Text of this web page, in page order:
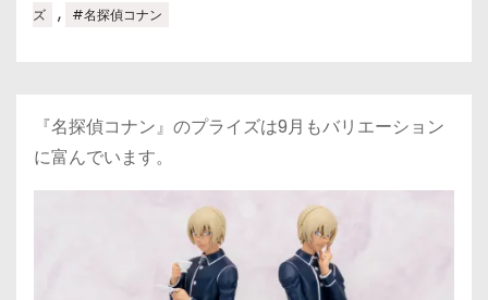
ズ
, #名探偵コナン
『名探偵コナン』のプライズは9月もバリエーション
に富んでいます。